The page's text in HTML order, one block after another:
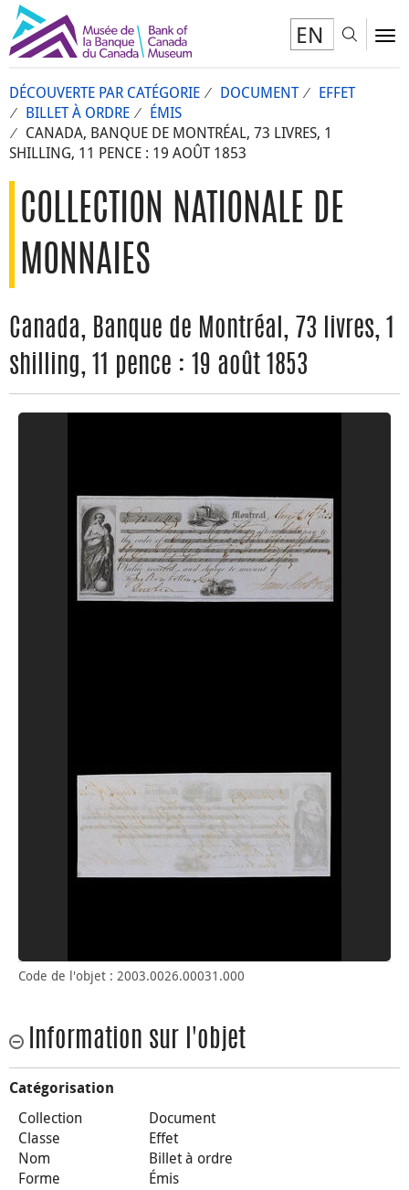
EN
DÉCOUVERTE PAR CATÉGORIE DOCUMENT
EFFET
BILLET À ORDRE
ÉMIS
CANADA, BANQUE DE MONTRÉAL, 73 LIVRES, 1
SHILLING, 11 PENCE : 19 AOÛT 1853
COLLECTION NATIONALE DE
MONNAIES
Canada, Banque de Montréal, 73 livres, 1
shilling, 11 pence : 19 août 1853
Code de l'objet : 2003.0026.00031.000
Information sur l'objet
Catégorisation
Collection
Document
Classe
Effet
Nom
Billet à ordre
Forme
Émis